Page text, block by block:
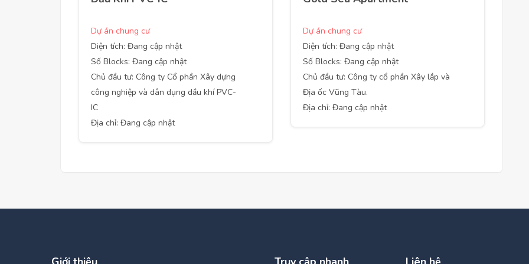
Dự án chung cư
Diện tích: Đang cập nhật
Số Blocks: Đang cập nhật
Chủ đầu tư: Công ty Cổ phần Xây dựng
công nghiệp và dân dụng dầu khí PVC-
IC
Địa chỉ: Đang cập nhật
Dự án chung cư
Diện tích: Đang cập nhật
Số Blocks: Đang cập nhật
Chủ đầu tư: Công ty cổ phần Xây lắp và
Địa ốc Vũng Tàu.
Địa chỉ: Đang cập nhật